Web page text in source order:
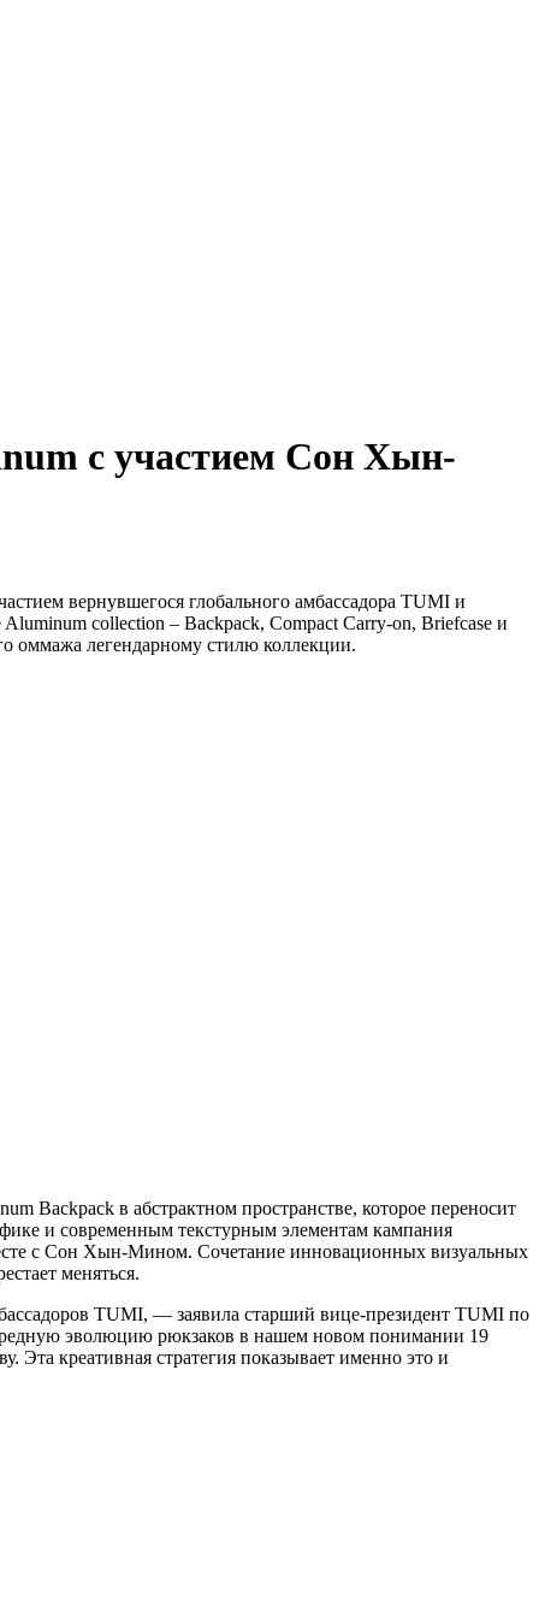
с участием Сон Хын-
вернувшегося глобального амбассадора TUMI и
collection – Backpack, Compact Carry-on, Briefcase и
оммажа легендарному стилю коллекции.
Backpack в абстрактном пространстве, которое переносит
и современным текстурным элементам кампания
с Сон Хын-Мином. Сочетание инновационных визуальных
меняться.
TUMI, — заявила старший вице-президент TUMI по
эволюцию рюкзаков в нашем новом понимании 19
креативная стратегия показывает именно это и